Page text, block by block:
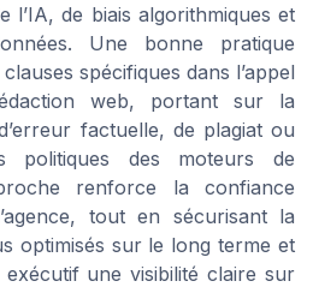
l’IA, de biais algorithmiques et
Une bonne pratique
spécifiques dans l’appel
web, portant sur la
factuelle, de plagiat ou
politiques des moteurs de
renforce la confiance
tout en sécurisant la
optimisés sur le long terme et
une visibilité claire sur